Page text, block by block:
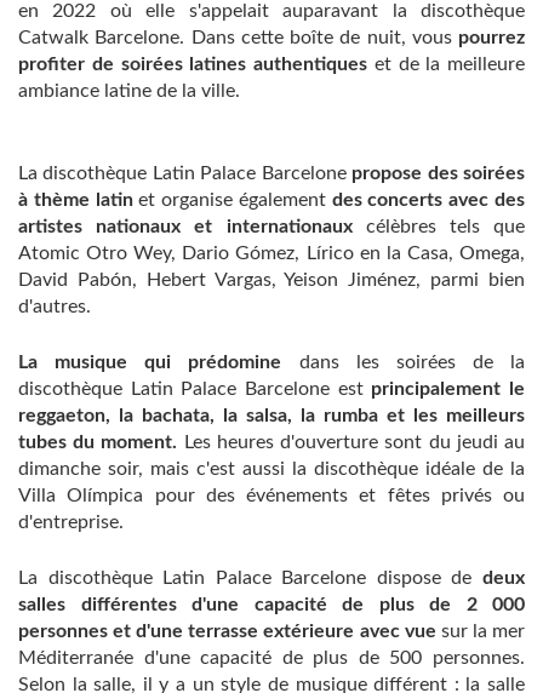
en 2022 où elle s'appelait auparavant la discothèque
Catwalk Barcelone. Dans cette boîte de nuit, vouspourrez
profiter de soirées latines authentiques et de la meilleure
ambiance latine de la ville.
La discothèque Latin Palace Barcelonepropose des soirées
à thème latinet organise également des concerts avec des
artistes nationaux et internationauxcélèbres tels que
Atomic Otro Wey, Dario Gómez, Lírico en la Casa, Omega,
David Pabón, Hebert Vargas, Yeison Jiménez, parmi bien
d'autres.
La musique qui prédomine dans les soirées de la
discothèque Latin Palace Barcelone est principalement le
reggaeton, la bachata, la salsa, la rumba et les meilleurs
tubes du moment.
Les heures d'ouverture sont du jeudi au
dimanche soir, mais c'est aussi la discothèque idéale de la
Villa Olímpica pour des événements et fêtes privés ou
d'entreprise.
La discothèque Latin Palace Barcelone dispose de deux
salles différentes d'une capacité de plus de 2 000
personnes et d'une terrasse extérieure avec vue sur la mer
Méditerranée d'une capacité de plus de 500 personnes.
Selon la salle, il y a un style de musique différent : la salle